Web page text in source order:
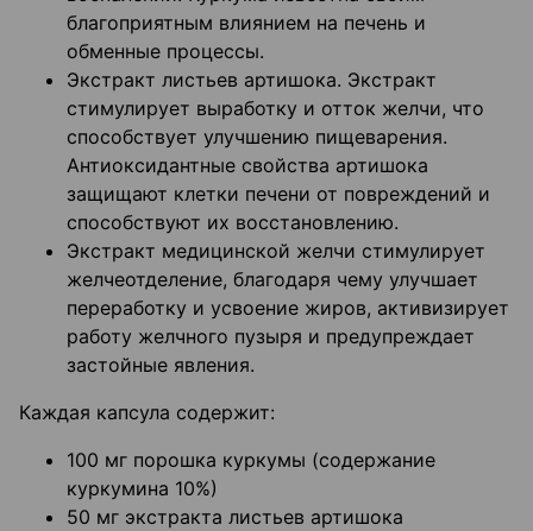
благоприятным влиянием на печень и
обменные процессы.
Экстракт листьев артишока. Экстракт
стимулирует выработку и отток желчи, что
способствует улучшению пищеварения.
Антиоксидантные свойства артишока
защищают клетки печени от повреждений и
способствуют их восстановлению.
Экстракт медицинской желчи стимулирует
желчеотделение, благодаря чему улучшает
переработку и усвоение жиров, активизирует
работу желчного пузыря и предупреждает
застойные явления.
Каждая капсула содержит:
100 мг порошка куркумы (содержание
куркумина 10%)
50 мг экстракта листьев артишока